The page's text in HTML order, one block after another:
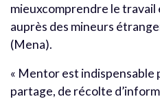
mieuxcomprendre le travail
auprès des mineurs
(Mena).
« Mentor est indispensable
partage, de récolte